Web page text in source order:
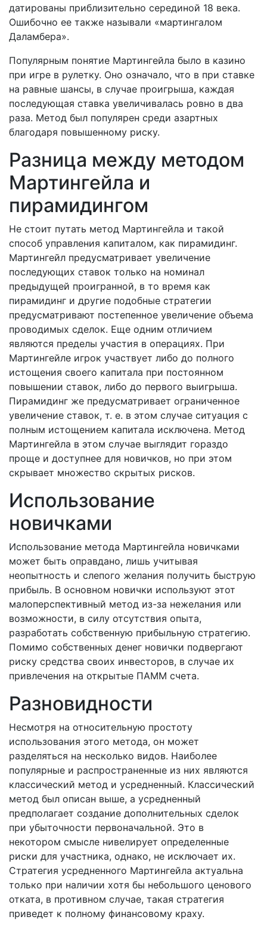
датированы приблизительно серединой 18 века.
Ошибочно ее также называли «мартингалом
Даламбера».
Популярным понятие Мартингейла было в казино
при игре в рулетку. Оно означало, что в при ставке
на равные шансы, в случае проигрыша, каждая
последующая ставка увеличивалась ровно в два
раза. Метод был популярен среди азартных
благодаря повышенному риску.
Разница между методом
Мартингейла и
пирамидингом
Не стоит путать метод Мартингейла и такой
способ управления капиталом, как пирамидинг.
Мартингейл предусматривает увеличение
последующих ставок только на номинал
предыдущей проигранной, в то время как
пирамидинг и другие подобные стратегии
предусматривают постепенное увеличение объема
проводимых сделок. Еще одним отличием
являются пределы участия в операциях. При
Мартингейле игрок участвует либо до полного
истощения своего капитала при постоянном
повышении ставок, либо до первого выигрыша.
Пирамидинг же предусматривает ограниченное
увеличение ставок, т. е. в этом случае ситуация с
полным истощением капитала исключена. Метод
Мартингейла в этом случае выглядит гораздо
проще и доступнее для новичков, но при этом
скрывает множество скрытых рисков.
Использование
новичками
Использование метода Мартингейла новичками
может быть оправдано, лишь учитывая
неопытность и слепого желания получить быструю
прибыль. В основном новички используют этот
малоперспективный метод из-за нежелания или
возможности, в силу отсутствия опыта,
разработать собственную прибыльную стратегию.
Помимо собственных денег новички подвергают
риску средства своих инвесторов, в случае их
привлечения на открытые ПАММ счета.
Разновидности
Несмотря на относительную простоту
использования этого метода, он может
разделяться на несколько видов. Наиболее
популярные и распространенные из них являются
классический метод и усредненный. Классический
метод был описан выше, а усредненный
предполагает создание дополнительных сделок
при убыточности первоначальной. Это в
некотором смысле нивелирует определенные
риски для участника, однако, не исключает их.
Стратегия усредненного Мартингейла актуальна
только при наличии хотя бы небольшого ценового
отката, в противном случае, такая стратегия
приведет к полному финансовому краху.